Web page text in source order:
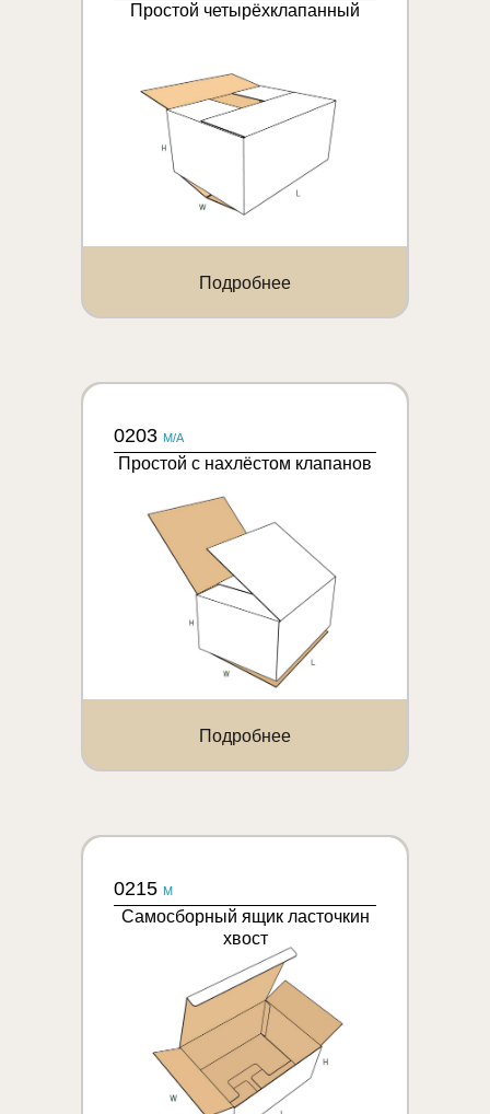
Простой четырёхклапанный
Подробнее
0203 M/A
Простой с нахлёстом клапанов
Подробнее
0215 M
Самосборный ящик ласточкин
хвост